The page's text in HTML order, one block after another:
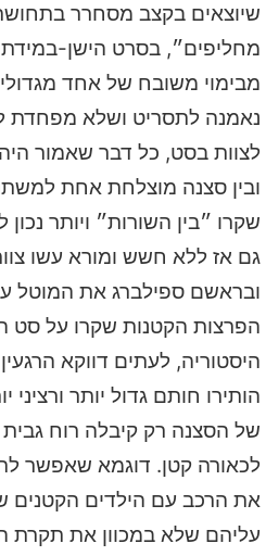
שיוצאים בקצב מסחרר
מחליפים״, בסרט הישן-
מבימוי משובח של אחד
נאמנה לתסריט ושלא מפחדת
לצוות בסט, כל דבר שאמור
ובין סצנה מוצלחת אחת
שקרו ״בין השורות״ ויותר
גם אז ללא חשש ומורא עשו
ובראשם ספילברג את המוטל
הפרצות הקטנות שקרו על סט
היסטוריה, לעתים דווקא
הותירו חותם גדול יותר ורציני
של הסצנה רק קיבלה רוח
לכאורה קטן. דוגמא שאפשר
את הרכב עם הילדים הקטנים
עליהם שלא במכוון את תקרת